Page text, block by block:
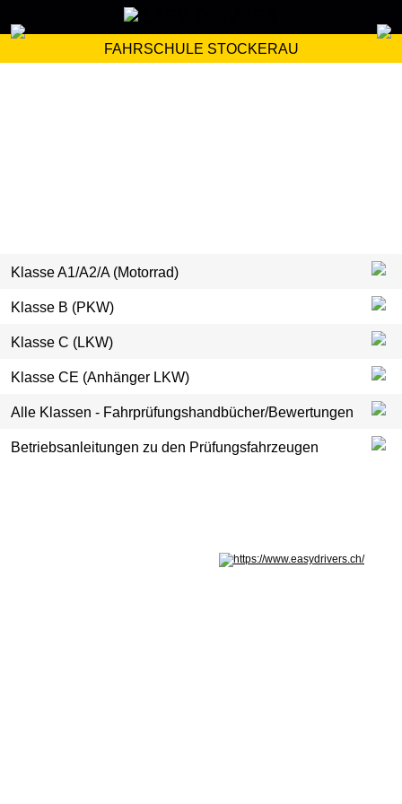
FAHRSCHULE STOCKERAU
Klasse A1/A2/A (Motorrad)
Klasse B (PKW)
Klasse C (LKW)
Klasse CE (Anhänger LKW)
Alle Klassen - Fahrprüfungshandbücher/Bewertungen
Betriebsanleitungen zu den Prüfungsfahrzeugen